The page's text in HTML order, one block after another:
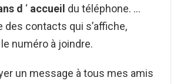
d ‘ accueil du téléphone. …
des contacts qui s’affiche,
numéro à joindre.
un message à tous mes amis